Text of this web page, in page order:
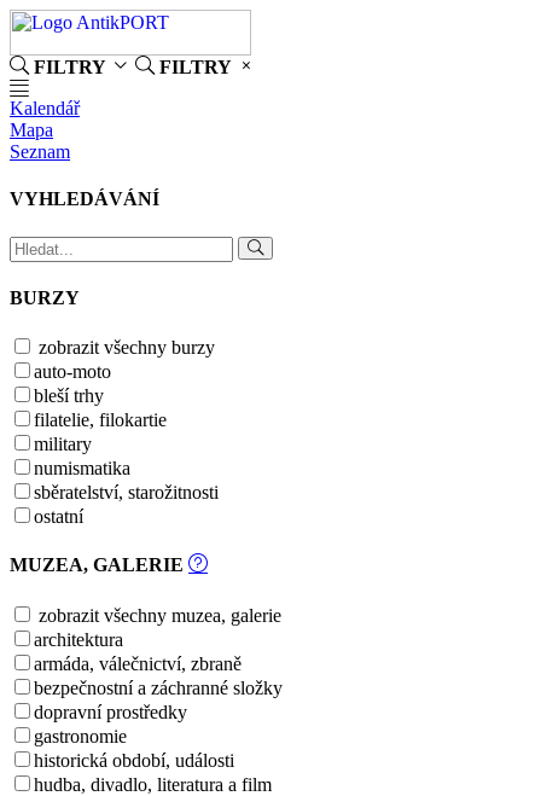
FILTRY
FILTRY
Kalendář
Mapa
Seznam
VYHLEDÁVÁNÍ
BURZY
zobrazit všechny burzy
auto-moto
bleší trhy
filatelie, filokartie
military
numismatika
sběratelství, starožitnosti
ostatní
MUZEA, GALERIE
zobrazit všechny muzea, galerie
architektura
armáda, válečnictví, zbraně
bezpečnostní a záchranné složky
dopravní prostředky
gastronomie
historická období, události
hudba, divadlo, literatura a film